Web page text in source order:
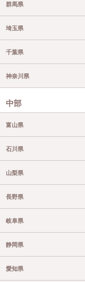
群馬県
埼玉県
千葉県
神奈川県
中部
富山県
石川県
山梨県
長野県
岐阜県
静岡県
愛知県